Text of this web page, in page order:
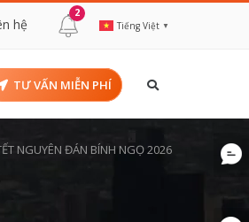
hệ
2
Tiếng Việt ▼
TƯ VẤN MIỄN PHÍ
NGUYÊN ĐÁN BÍNH NGỌ 2026